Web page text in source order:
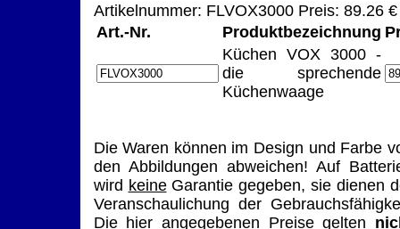
Artikelnummer: FLVOX3000 Preis: 89.26 €
Art.-Nr.
Produktbezeichnung
Küchen VOX 3000 -
die sprechende
Küchenwaage
Die Waren können im Design und Farbe
den Abbildungen abweichen! Auf
wird keineGarantie gegeben, sie dienen
Veranschaulichung der
Die hier angegebenen Preise gelten